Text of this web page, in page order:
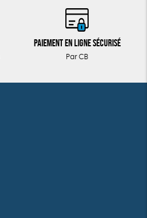
Paiement en ligne sécurisé
Par CB